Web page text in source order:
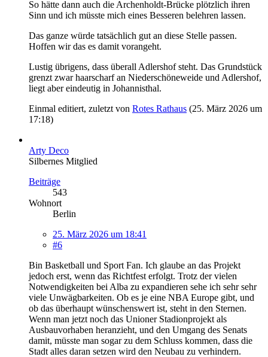
So hätte dann auch die Archenholdt-Brücke plötzlich ihren
Sinn und ich müsste mich eines Besseren belehren lassen.
Das ganze würde tatsächlich gut an diese Stelle passen.
Hoffen wir das es damit vorangeht.
Lustig übrigens, dass überall Adlershof steht. Das Grundstück
grenzt zwar haarscharf an Niederschöneweide und Adlershof,
liegt aber eindeutig in Johannisthal.
Einmal editiert, zuletzt von Rotes Rathaus (25. März 2026 um
17:18)
Arty Deco
Silbernes Mitglied
Beiträge
543
Wohnort
Berlin
25. März 2026 um 18:41
#6
Bin Basketball und Sport Fan. Ich glaube an das Projekt
jedoch erst, wenn das Richtfest erfolgt. Trotz der vielen
Notwendigkeiten bei Alba zu expandieren sehe ich sehr sehr
viele Unwägbarkeiten. Ob es je eine NBA Europe gibt, und
ob das überhaupt wünschenswert ist, steht in den Sternen.
Wenn man jetzt noch das Unioner Stadionprojekt als
Ausbauvorhaben heranzieht, und den Umgang des Senats
damit, müsste man sogar zu dem Schluss kommen, dass die
Stadt alles daran setzen wird den Neubau zu verhindern.